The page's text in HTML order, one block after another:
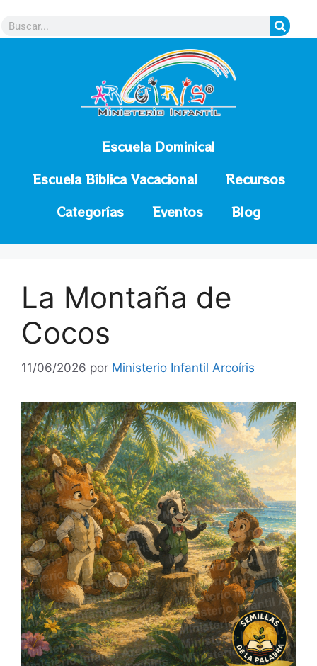
Escuela Dominical
Escuela Bíblica Vacacional
Recursos
Categorías
Eventos Blog
La Montaña de
Cocos
11/06/2026 por Ministerio Infantil Arcoíris